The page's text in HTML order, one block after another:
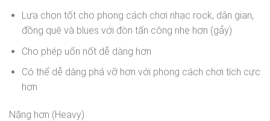
Lựa chọn tốt cho phong cách chơi nhạc rock, dân gian,
đồng quê và blues với đòn tấn công nhẹ hơn (gảy)
Cho phép uốn nốt dễ dàng hơn
Có thể dễ dàng phá vỡ hơn với phong cách chơi tích cực
hơn
Nặng hơn (Heavy)